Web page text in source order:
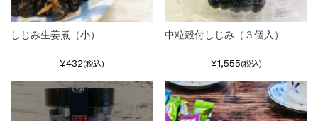
しじみ生姜煮（小）
¥432(税込)
中粒殻付しじみ（３個入）
¥1,555(税込)